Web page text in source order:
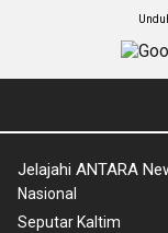
Jelajahi ANTARA
Nasional
Seputar Kaltim